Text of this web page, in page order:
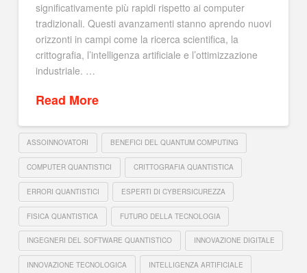
significativamente più rapidi rispetto ai computer
tradizionali. Questi avanzamenti stanno aprendo nuovi
orizzonti in campi come la ricerca scientifica, la
crittografia, l’intelligenza artificiale e l’ottimizzazione
industriale. …
Read More
ASSOINNOVATORI BENEFICI DEL QUANTUM COMPUTING
COMPUTER QUANTISTICI CRITTOGRAFIA QUANTISTICA
ERRORI QUANTISTICI ESPERTI DI CYBERSICUREZZA
FISICA QUANTISTICA FUTURO DELLA TECNOLOGIA
INGEGNERI DEL SOFTWARE QUANTISTICO INNOVAZIONE DIGITALE
INNOVAZIONE TECNOLOGICA INTELLIGENZA ARTIFICIALE